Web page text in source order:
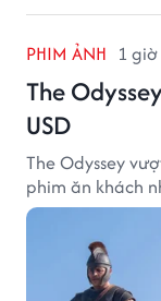
PHIM ẢNH 1
The
USD
The Odyssey
phim ăn khách